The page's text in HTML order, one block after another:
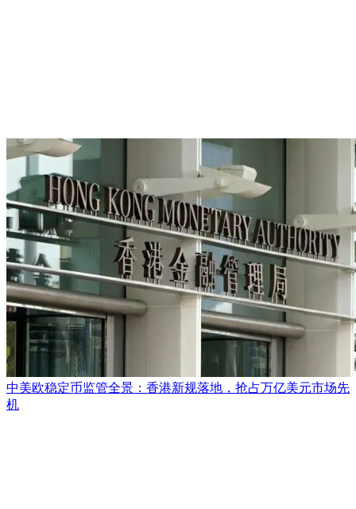
中美欧稳定币监管全景：香港新规落地，抢占万亿美元市场先
机